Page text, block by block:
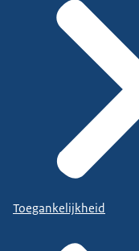
Toegankelijkheid